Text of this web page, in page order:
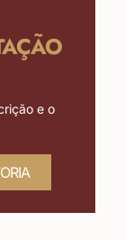
e o